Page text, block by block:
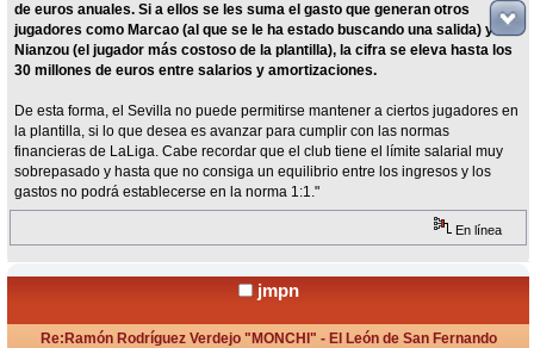
de euros anuales. Si a ellos se les suma el gasto que generan otros
jugadores como Marcao (al que se le ha estado buscando una salida) y
Nianzou (el jugador más costoso de la plantilla), la cifra se eleva hasta los
30 millones de euros entre salarios y amortizaciones.
De esta forma, el Sevilla no puede permitirse mantener a ciertos jugadores en
la plantilla, si lo que desea es avanzar para cumplir con las normas
financieras de LaLiga. Cabe recordar que el club tiene el límite salarial muy
sobrepasado y hasta que no consiga un equilibrio entre los ingresos y los
gastos no podrá establecerse en la norma 1:1."
En línea
jmpn
Re:Ramón Rodríguez Verdejo "MONCHI" - El León de San Fernando